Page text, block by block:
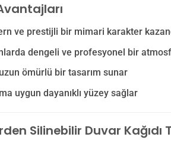
ve prestijli bir mimari karakter
dengeli ve profesyonel bir
ömürlü bir tasarım sunar
uygun dayanıklı yüzey sağlar
Silinebilir Duvar Kağıdı